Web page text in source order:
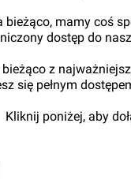
mamy coś
dostęp do
z
się pełnym
Kliknij poniżej, aby